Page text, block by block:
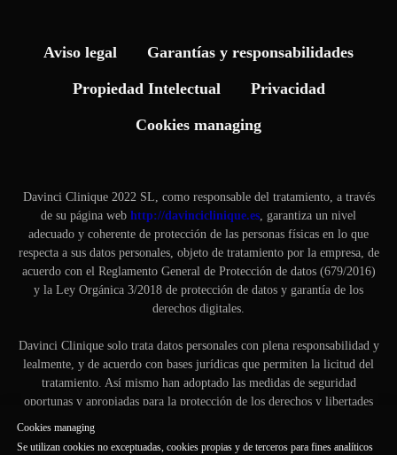
Cookies managing
Se utilizan cookies no exceptuadas, cookies propias y de terceros para fines analíticos
Aviso legal Garantías y responsabilidades
Propiedad Intelectual Privacidad
Cookies managing
Davinci Clinique 2022 SL, como responsable del tratamiento, a través
de su página web http://davinciclinique.es, garantiza un nivel
adecuado y coherente de protección de las personas físicas en lo que
respecta a sus datos personales, objeto de tratamiento por la empresa, de
acuerdo con el Reglamento General de Protección de datos (679/2016)
y la Ley Orgánica 3/2018 de protección de datos y garantía de los
derechos digitales.
Davinci Clinique solo trata datos personales con plena responsabilidad y
lealmente, y de acuerdo con bases jurídicas que permiten la licitud del
tratamiento. Así mismo han adoptado las medidas de seguridad
oportunas y apropiadas para la protección de los derechos y libertades